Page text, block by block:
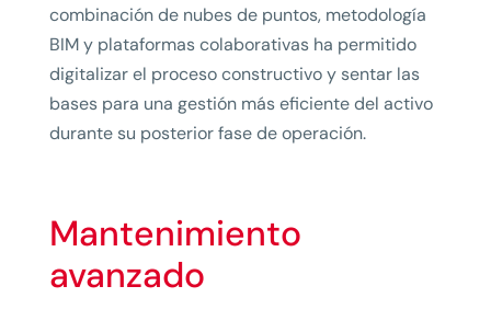
combinación de nubes de puntos, metodología
BIM y plataformas colaborativas ha permitido
digitalizar el proceso constructivo y sentar las
bases para una gestión más eficiente del activo
durante su posterior fase de operación.
Mantenimiento
avanzado